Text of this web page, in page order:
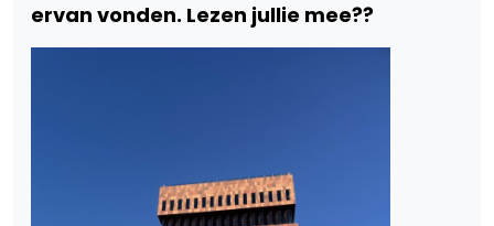
ervan vonden. Lezen jullie mee??